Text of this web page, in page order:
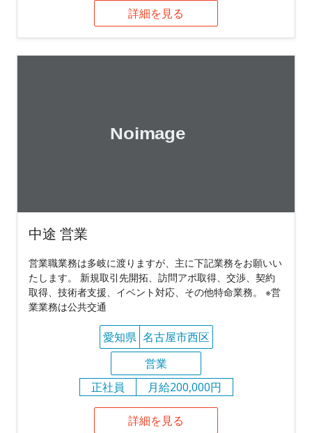
詳細を見る
中途 営業
営業職業務は多岐に渡りますが、主に下記業務をお願いい
たします。 新規取引先開拓、訪問アポ取得、交渉、契約
取得、技術者支援、イベント対応、その他特命業務。 ※営
業業務は公共交通
愛知県 名古屋市西区
営業
正社員
月給200,000円
詳細を見る